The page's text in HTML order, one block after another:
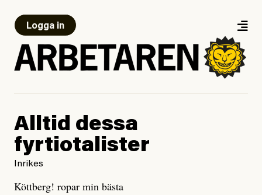
Logga in
Alltid dessa
fyrtiotalister
Inrikes
Köttberg! ropar min bästa